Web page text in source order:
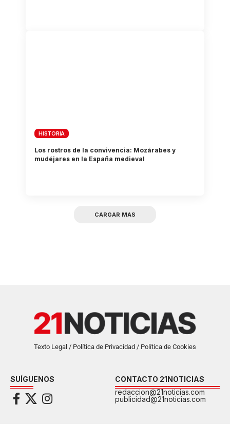
HISTORIA
Los rostros de la convivencia: Mozárabes y
mudéjares en la España medieval
CARGAR MAS
Texto Legal / Política de Privacidad / Política de Cookies
SUÍGUENOS
CONTACTO 21NOTICIAS
redaccion@21noticias.com
publicidad@21noticias.com